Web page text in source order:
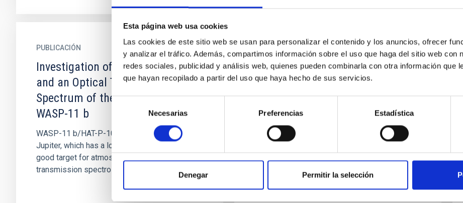
Esta página web usa cookies
Las cookies de este sitio web se usan para personalizar el contenido y los anuncios, ofrecer
y analizar el tráfico. Además, compartimos información sobre el uso que haga del sitio web con
redes sociales, publicidad y análisis web, quienes pueden combinarla con otra información que
que hayan recopilado a partir del uso que haya hecho de sus servicios.
Selección
consentimiento
Necesarias Preferencias Estadística
Denegar Permitir la selección
PUBLICACIÓN
Investigation of Transit Timing
and an Optical Transmission
Spectrum of the Hot Jupiter
WASP-11 b
WASP-11 b/HAT-P-10 b is an inflated hot
Jupiter, which has a low density that makes it a
good target for atmospheric studies using the
transmission spectroscopy...
PUBLICACIÓN
Kepler-1624b Has No Significant
Transit Timing Variations
resonant or near-resonant companions, but
these systems are particularly useful for
constraining planet...